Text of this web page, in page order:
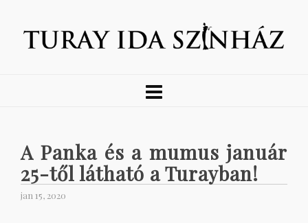
A Panka és a mumus január
25-től látható a Turayban!
jan 15, 2020